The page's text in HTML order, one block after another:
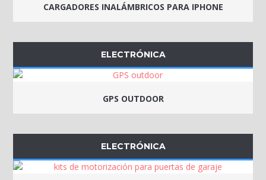
CARGADORES INALÁMBRICOS PARA IPHONE
ELECTRÓNICA
GPS OUTDOOR
ELECTRÓNICA